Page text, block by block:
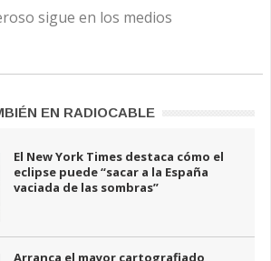
sigue en los medios
EN RADIOCABLE
El New York Times destaca cómo el
eclipse puede “sacar a la España
vaciada de las sombras”
Arranca el mayor cartografiado